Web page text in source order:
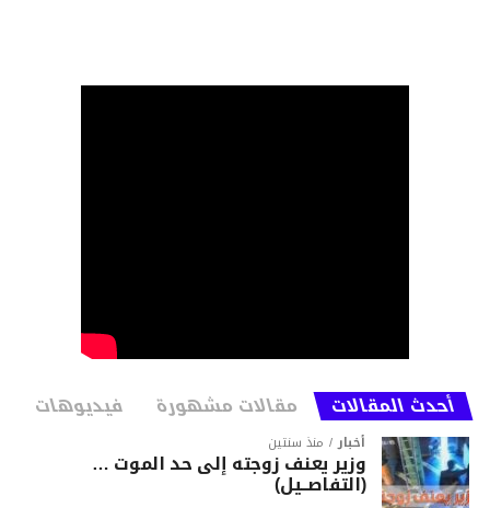
أحدث المقالات مقالات مشهورة فيديوهات
أخبار منذ سنتين
وزير يعنف زوجته إلى حد الموت …
(التفاصــيل)